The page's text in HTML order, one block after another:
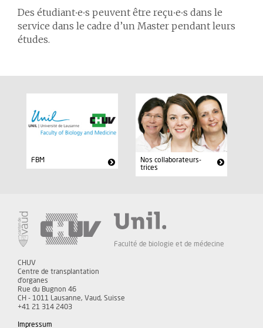
Des étudiant∙e∙s peuvent être reçu∙e∙s dans le
service dans le cadre d’un Master pendant leurs
études.
FBM
Nos collaborateurs-
trices
Faculté de biologie et de médecine
CHUV
Centre de transplantation
d'organes
Rue du Bugnon 46
CH - 1011 Lausanne, Vaud, Suisse
+41 21 314 2403
Impressum